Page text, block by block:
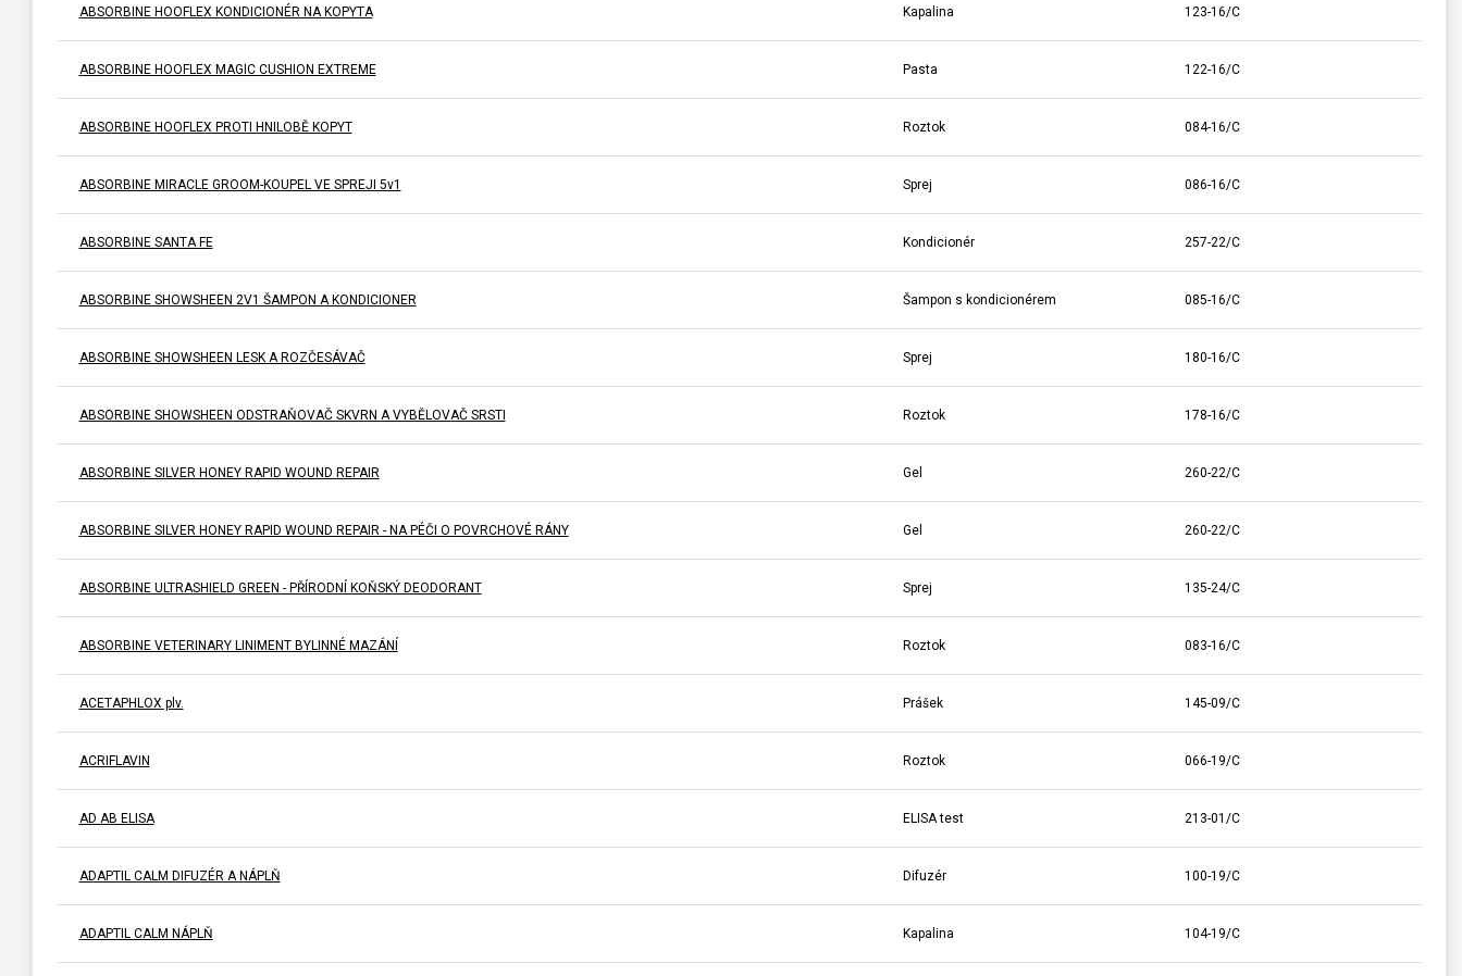
ABSORBINE HOOFLEX KONDICIONÉR NA KOPYTA Kapalina 123-16/C
ABSORBINE HOOFLEX MAGIC CUSHION EXTREME Pasta 122-16/C
ABSORBINE HOOFLEX PROTI HNILOBĚ KOPYT Roztok 084-16/C
ABSORBINE MIRACLE GROOM-KOUPEL VE SPREJI 5v1 Sprej 086-16/C
ABSORBINE SANTA FE Kondicionér 257-22/C
ABSORBINE SHOWSHEEN 2V1 ŠAMPON A KONDICIONER Šampon s kondicionérem 085-16/C
ABSORBINE SHOWSHEEN LESK A ROZČESÁVAČ Sprej 180-16/C
ABSORBINE SHOWSHEEN ODSTRAŇOVAČ SKVRN A VYBĚLOVAČ SRSTI Roztok 178-16/C
ABSORBINE SILVER HONEY RAPID WOUND REPAIR Gel 260-22/C
ABSORBINE SILVER HONEY RAPID WOUND REPAIR - NA PÉČI O POVRCHOVÉ RÁNY Gel 260-22/C
ABSORBINE ULTRASHIELD GREEN - PŘÍRODNÍ KOŇSKÝ DEODORANT Sprej 135-24/C
ABSORBINE VETERINARY LINIMENT BYLINNÉ MAZÁNÍ Roztok 083-16/C
ACETAPHLOX plv. Prášek 145-09/C
ACRIFLAVIN Roztok 066-19/C
AD AB ELISA ELISA test 213-01/C
ADAPTIL CALM DIFUZÉR A NÁPLŇ Difuzér 100-19/C
ADAPTIL CALM NÁPLŇ Kapalina 104-19/C